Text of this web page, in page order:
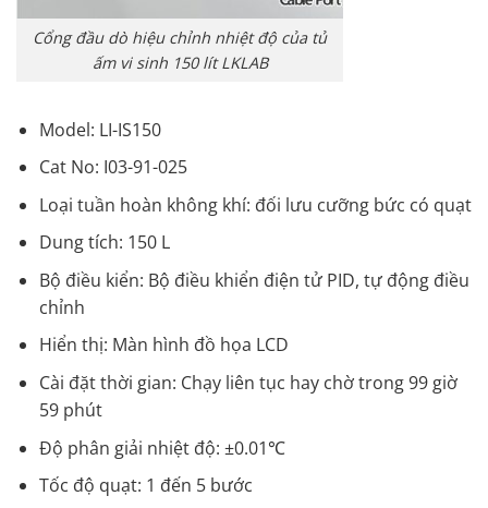
Cổng đầu dò hiệu chỉnh nhiệt độ của tủ
ấm vi sinh 150 lít LKLAB
Model: LI-IS150
Cat No: I03-91-025
Loại tuần hoàn không khí: đối lưu cưỡng bức có quạt
Dung tích: 150 L
Bộ điều kiển: Bộ điều khiển điện tử PID, tự động điều
chỉnh
Hiển thị: Màn hình đồ họa LCD
Cài đặt thời gian: Chạy liên tục hay chờ trong 99 giờ
59 phút
Độ phân giải nhiệt độ: ±0.01℃
Tốc độ quạt: 1 đến 5 bước